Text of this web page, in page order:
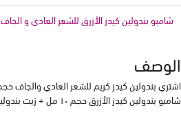
شامبو بندولين كيدز الأزرق للشعر العادي و الجاف 250 مل
الوصف
شامبو بندولين كيدز الأزرق حجم ١٠ مل + زيت بندولين بلس حجم ١٢٠ مل فقط بسعر 489 بدل من 699